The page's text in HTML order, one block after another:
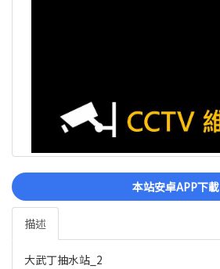
本站安卓APP下載
描述
大武丁抽水站_2